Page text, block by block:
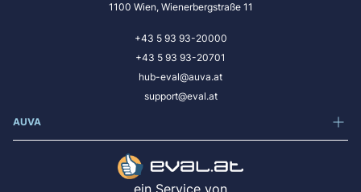
1100 Wien, Wienerbergstraße 11
+43 5 93 93-20000
+43 5 93 93-20701
hub-eval@auva.at
support@eval.at
AUVA